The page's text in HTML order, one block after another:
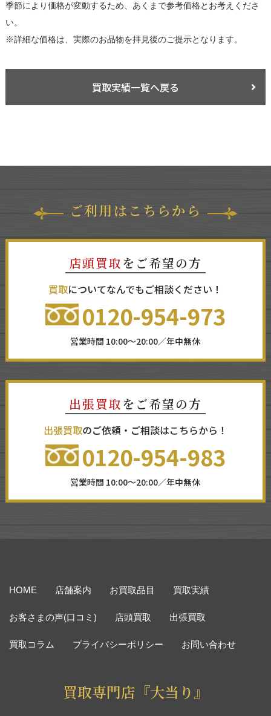
季節により価格が変動するため、あくまで参考価格とお考えくださ
い。
※詳細な価格は、実際のお品物を拝見後のご提示となります。
買取実績一覧へ戻る
ご利用はこちらから
店頭買取 をご希望の方
買取についてなんでもご相談ください！
0120-954-973
営業時間 10:00～20:00／年中無休
出張買取 をご希望の方
出張買取のご依頼・ご相談はこちらから！
0120-954-983
営業時間 10:00～20:00／年中無休
HOME 店舗案内 お買取品目 買取実績
お客さまの声(口コミ) 店頭買取 出張買取
買取コラム プライバシーポリシー お問い合わせ
買取専門店『大当り』